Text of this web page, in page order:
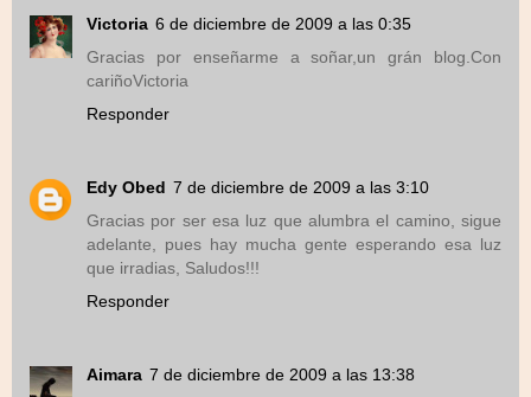
Victoria 6 de diciembre de 2009 a las 0:35
Gracias por enseñarme a soñar,un grán blog.Con
cariñoVictoria
Responder
Edy Obed 7 de diciembre de 2009 a las 3:10
Gracias por ser esa luz que alumbra el camino, sigue
adelante, pues hay mucha gente esperando esa luz
que irradias, Saludos!!!
Responder
Aimara 7 de diciembre de 2009 a las 13:38